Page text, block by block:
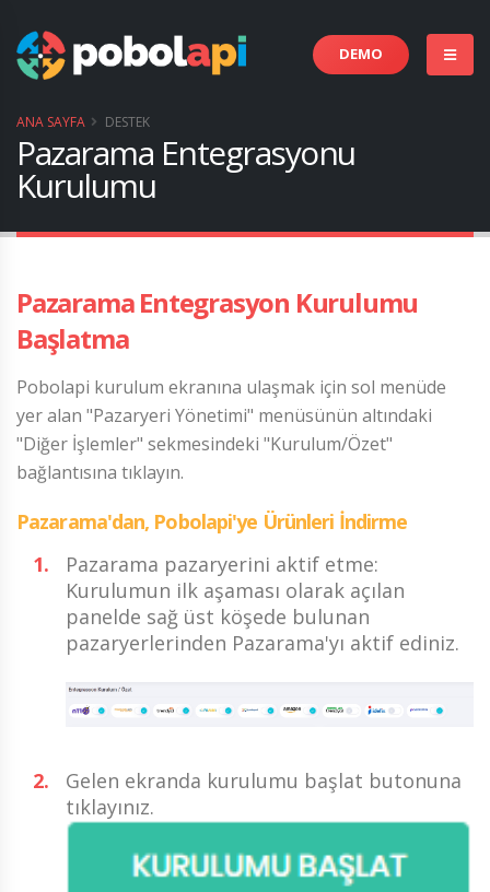
DEMO
ANA SAYFA DESTEK
Pazarama Entegrasyonu
Kurulumu
Pazarama Entegrasyon Kurulumu
Başlatma
Pobolapi kurulum ekranına ulaşmak için sol menüde
yer alan "Pazaryeri Yönetimi" menüsünün altındaki
"Diğer İşlemler" sekmesindeki "Kurulum/Özet"
bağlantısına tıklayın.
Pazarama'dan, Pobolapi'ye Ürünleri İndirme
Pazarama pazaryerini aktif etme:
Kurulumun ilk aşaması olarak açılan
panelde sağ üst köşede bulunan
pazaryerlerinden Pazarama'yı aktif ediniz.
Gelen ekranda kurulumu başlat butonuna
tıklayınız.